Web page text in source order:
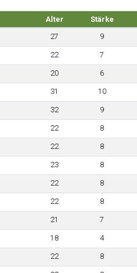
Alter Stärke
27 9
22 7
20 6
31 10
32 9
22 8
22 8
23 8
22 8
22 8
21 7
18 4
22 8